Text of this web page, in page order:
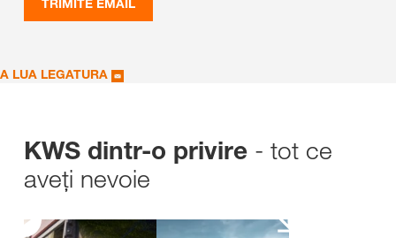
TRIMITE EMAIL
A LUA LEGATURA
KWS dintr-o privire - tot ce
aveți nevoie